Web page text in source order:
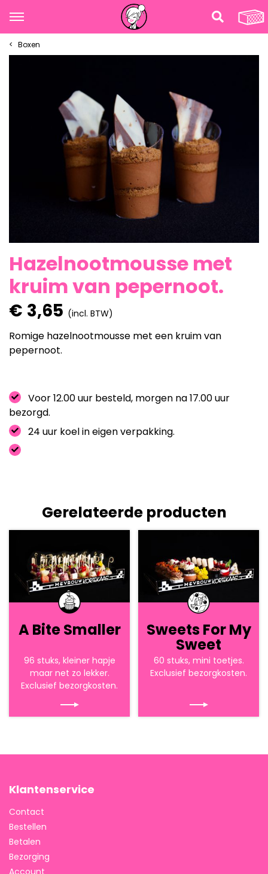
Boxen
Hazelnootmousse met
kruim van pepernoot.
€ 3,65 (incl. BTW)
Romige hazelnootmousse met een kruim van
pepernoot.
Voor 12.00 uur besteld, morgen na 17.00 uur
bezorgd.
24 uur koel in eigen verpakking.
Gerelateerde producten
A Bite Smaller
96 stuks, kleiner hapje
maar net zo lekker.
Exclusief bezorgkosten.
Sweets For My
Sweet
60 stuks, mini toetjes.
Exclusief bezorgkosten.
Klantenservice
Contact
Bestellen
Betalen
Bezorging
Account